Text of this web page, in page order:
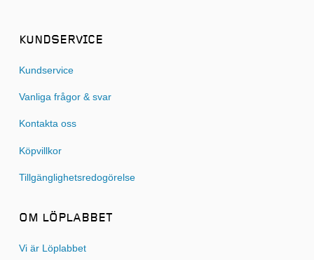
KUNDSERVICE
Kundservice
Vanliga frågor & svar
Kontakta oss
Köpvillkor
Tillgänglighetsredogörelse
OM LÖPLABBET
Vi är Löplabbet